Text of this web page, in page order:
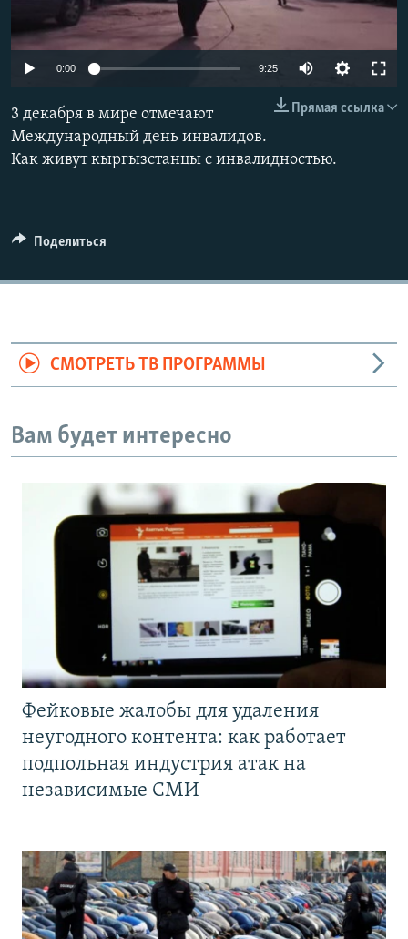
0:00 9:25
Прямая ссылка
3 декабря в мире отмечают
Международный день инвалидов.
Как живут кыргызстанцы с инвалидностью.
Поделиться
СМОТРЕТЬ ТВ ПРОГРАММЫ
Вам будет интересно
Фейковые жалобы для удаления
неугодного контента: как работает
подпольная индустрия атак на
независимые СМИ